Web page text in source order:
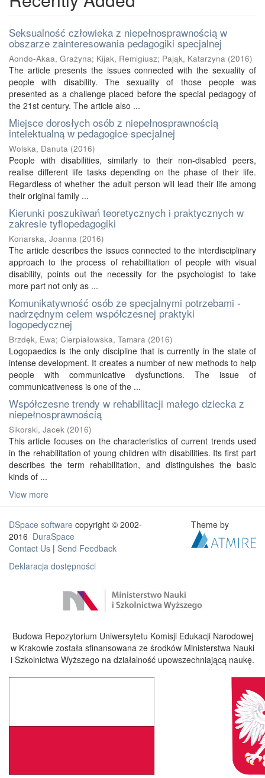
Seksualność człowieka z niepełnosprawnością w
obszarze zainteresowania pedagogiki specjalnej
Aondo-Akaa, Grażyna; Kijak, Remigiusz; Pająk, Katarzyna (2016)
The article presents the issues connected with the sexuality of
people with disability. The sexuality of those people was
presented as a challenge placed before the special pedagogy of
the 21st century. The article also ...
Miejsce dorosłych osób z niepełnosprawnością
intelektualną w pedagogice specjalnej
Wolska, Danuta (2016)
People with disabilities, similarly to their non-disabled peers,
realise different life tasks depending on the phase of their life.
Regardless of whether the adult person will lead their life among
their original family ...
Kierunki poszukiwań teoretycznych i praktycznych w
zakresie tyflopedagogiki
Konarska, Joanna (2016)
The article describes the issues connected to the interdisciplinary
approach to the process of rehabilitation of people with visual
disability, points out the necessity for the psychologist to take
more part not only as ...
Komunikatywność osób ze specjalnymi potrzebami -
nadrzędnym celem współczesnej praktyki
logopedycznej
Brzdęk, Ewa; Cierpiałowska, Tamara (2016)
Logopaedics is the only discipline that is currently in the state of
intense development. It creates a number of new methods to help
people with communicative dysfunctions. The issue of
communicativeness is one of the ...
Współczesne trendy w rehabilitacji małego dziecka z
niepełnosprawnością
Sikorski, Jacek (2016)
This article focuses on the characteristics of current trends used
in the rehabilitation of young children with disabilities. Its first part
describes the term rehabilitation, and distinguishes the basic
kinds of ...
View more
DSpace software copyright © 2002-
2016 DuraSpace
Contact Us | Send Feedback
Deklaracja dostępności
Theme by
Budowa Repozytorium Uniwersytetu Komisji Edukacji Narodowej
w Krakowie została sfinansowana ze środków Ministerstwa Nauki
i Szkolnictwa Wyższego na działalność upowszechniającą naukę.